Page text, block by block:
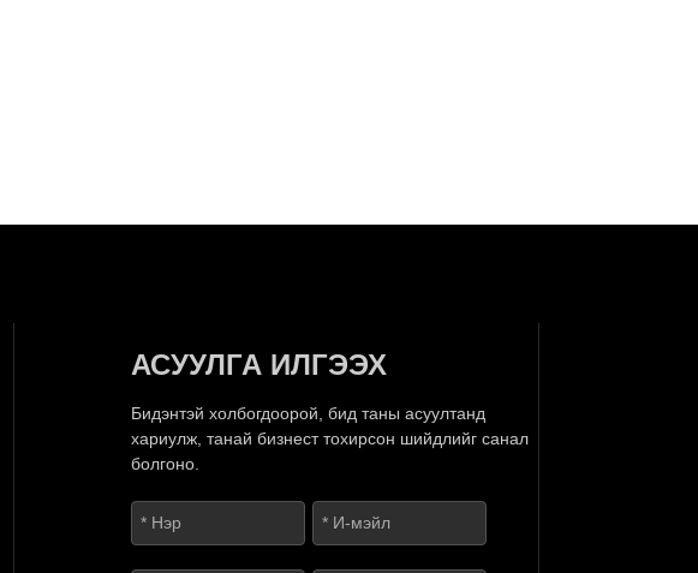
АСУУЛГА ИЛГЭЭХ
Бидэнтэй холбогдоорой, бид таны асуултанд
хариулж, танай бизнест тохирсон шийдлийг санал
болгоно.